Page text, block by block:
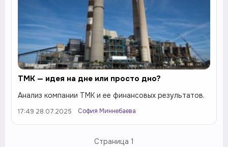
ТМК — идея на дне или просто дно?
Анализ компании ТМК и ее финансовых результатов.
17:49 28.07.2025 София Миннебаева
Страница 1